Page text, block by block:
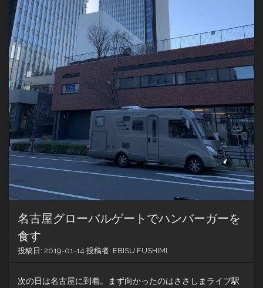
名古屋グローバルゲートでハンバーガーを
食す
投稿日: 2019-01-14 投稿者: EBISU FUSHIMI
次の日は名古屋に到着。まず向かったのはささしまライブ駅